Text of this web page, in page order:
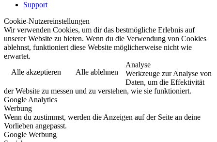
Support
Cookie-Nutzereinstellungen
Wir verwenden Cookies, um dir das bestmögliche Erlebnis auf
unserer Website zu bieten. Wenn du die Verwendung von Cookies
ablehnst, funktioniert diese Website möglicherweise nicht wie
erwartet.
Alle akzeptieren
Alle ablehnen
Analyse
Werkzeuge zur Analyse von
Daten, um die Effektivität
der Website zu messen und zu verstehen, wie sie funktioniert.
Google Analytics
Werbung
Wenn du zustimmst, werden die Anzeigen auf der Seite an deine
Vorlieben angepasst.
Google Werbung